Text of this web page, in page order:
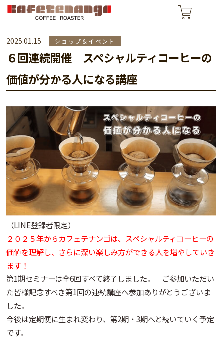
2025.01.15 ショップ＆イベント
６回連続開催 スペシャルティコーヒーの
価値が分かる人になる講座
（LINE登録者限定）
２０２５年からカフェテナンゴは、スペシャルティコーヒーの
価値を理解し、さらに深い楽しみ方ができる人を増やしていき
ます！
第1期セミナーは全6回すべて終了しました。 ご参加いただい
た皆様記念すべき第1回の連続講座へ参加ありがとうございま
した。
今後は定期便に生まれ変わり、第2期・3期へと続いていく予定
です。